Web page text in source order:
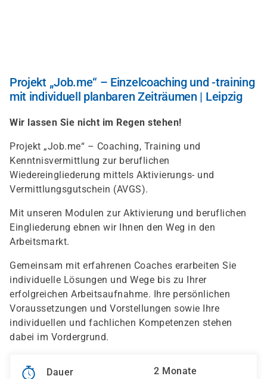
Projekt „Job.me“ – Einzelcoaching und -training
mit individuell planbaren Zeiträumen | Leipzig
Wir lassen Sie nicht im Regen stehen!
Projekt „Job.me“ – Coaching, Training und
Kenntnisvermittlung zur beruflichen
Wiedereingliederung mittels Aktivierungs- und
Vermittlungsgutschein (AVGS).
Mit unseren Modulen zur Aktivierung und beruflichen
Eingliederung ebnen wir Ihnen den Weg in den
Arbeitsmarkt.
Gemeinsam mit erfahrenen Coaches erarbeiten Sie
individuelle Lösungen und Wege bis zu Ihrer
erfolgreichen Arbeitsaufnahme. Ihre persönlichen
Voraussetzungen und Vorstellungen sowie Ihre
individuellen und fachlichen Kompetenzen stehen
dabei im Vordergrund.
Dauer 2 Monate